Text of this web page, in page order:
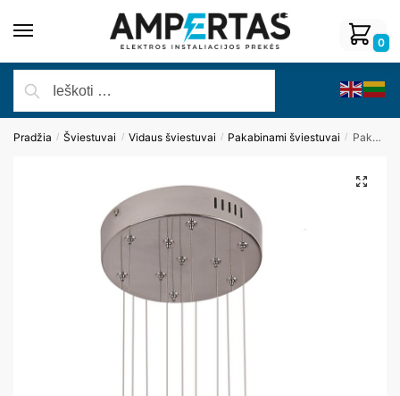
0
Pradžia / Šviestuvai / Vidaus šviestuvai / Pakabinami šviestuvai / Pakabinamas šviestuvas ORGANIC Ix10 P0206D